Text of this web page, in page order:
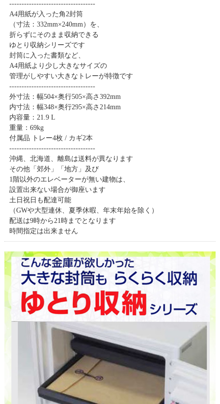
-----------------------------------
A4用紙が入った角2封筒
（寸法：332mm×240mm）を、
折らずにそのまま収納できる
ゆとり収納シリーズです
封筒に入った書類など、
A4用紙より少し大きなサイズの
管理がしやすい大きなトレーが特徴です
-----------------------------------
外寸法：幅504×奥行505×高さ392mm
内寸法：幅348×奥行295×高さ214mm
内容量：21.9 L
重量：69kg
付属品 トレー4枚 / カギ2本
-----------------------------------
沖縄、北海道、離島は送料が異なります
その他「郊外」「地方」及び
1階以外のエレベーターが無い建物は、
設置出来ない場合が御座います
土日祝日も配達可能
（GWや大型連休、夏季休暇、年末年始を除く）
配送は9時から21時までとなります
時間指定は出来ません